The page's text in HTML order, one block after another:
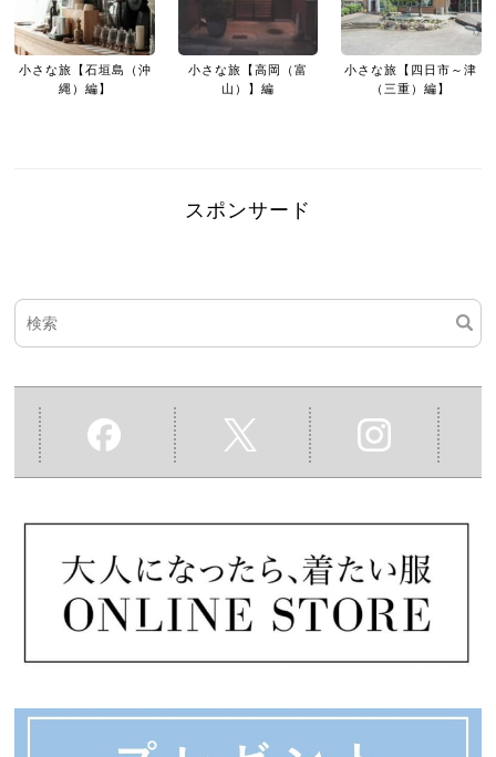
小さな旅【石垣島（沖
縄）編】
小さな旅【高岡（富
山）】編
小さな旅【四日市～津
（三重）編】
スポンサード